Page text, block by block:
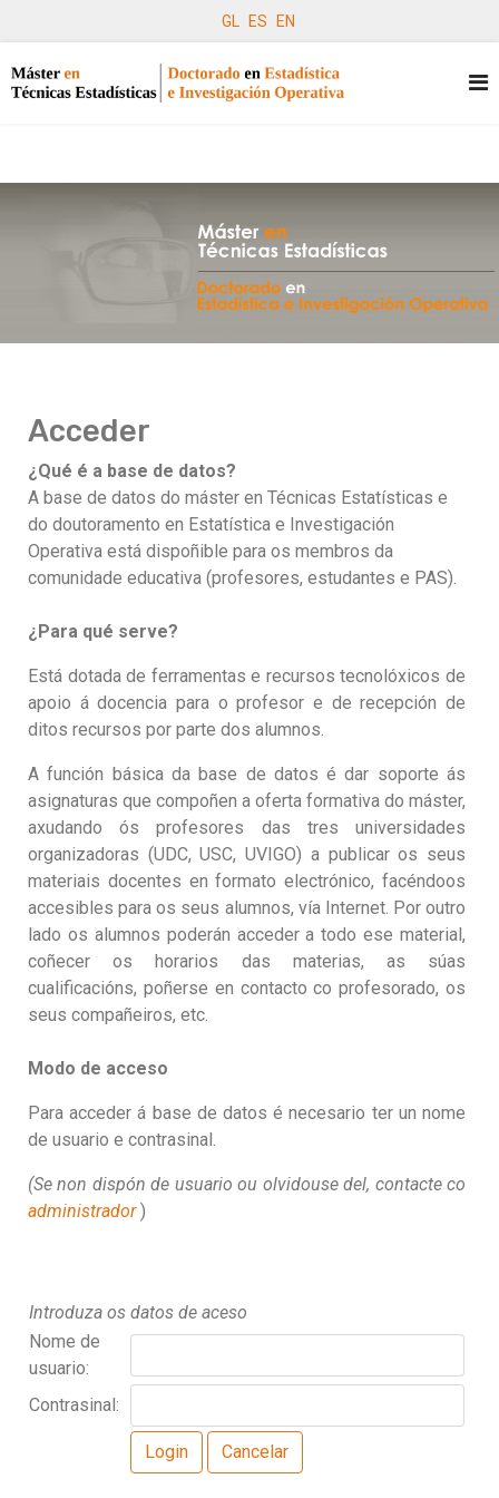
GL ES EN
Acceder
¿Qué é a base de datos?
A base de datos do máster en Técnicas Estatísticas e
do doutoramento en Estatística e Investigación
Operativa está dispoñible para os membros da
comunidade educativa (profesores, estudantes e PAS).
¿Para qué serve?
Está dotada de ferramentas e recursos tecnolóxicos de
apoio á docencia para o profesor e de recepción de
ditos recursos por parte dos alumnos.
A función básica da base de datos é dar soporte ás
asignaturas que compoñen a oferta formativa do máster,
axudando ós profesores das tres
universidades
organizadoras (UDC, USC, UVIGO) a publicar os seus
materiais docentes en formato electrónico, facéndoos
accesibles para os seus alumnos, vía Internet. Por outro
lado os alumnos poderán acceder a todo ese material,
coñecer os horarios das materias, as súas
cualificacións, poñerse en contacto co profesorado, os
seus compañeiros, etc.
Modo de acceso
Para acceder á base de datos é necesario ter un nome
de usuario e contrasinal.
(Se non dispón de usuario ou olvidouse del, contacte co
administrador)
Introduza os datos de aceso
Nome de
usuario:
Contrasinal: